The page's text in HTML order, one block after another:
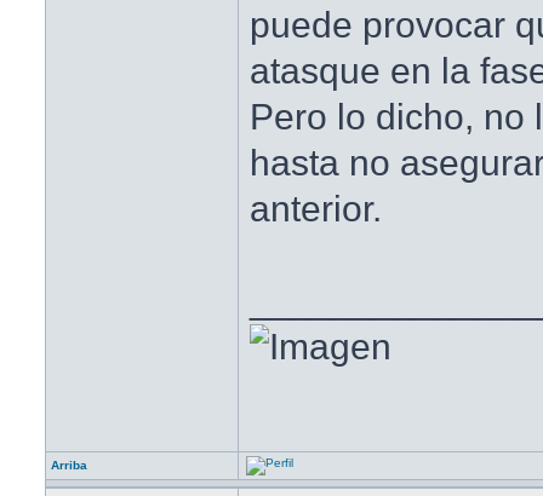
puede provocar
atasque en la
Pero lo dicho, no
hasta no
anterior.
Arriba